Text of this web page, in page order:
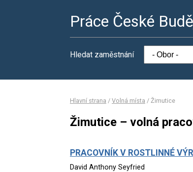
Práce České
Hledat zaměstnání
Hlavní strana / Volná místa / Žimutice
Žimutice – volná
PRACOVNÍK V ROSTLINNÉ
David Anthony Seyfried